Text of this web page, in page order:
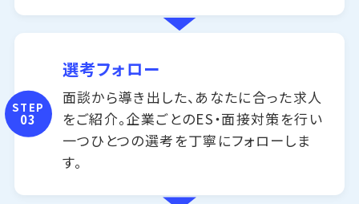
STEP
03
選考フォロー
面談から導き出した、あなたに合った求人
をご紹介。企業ごとのES・面接対策を行い
一つひとつの選考を丁寧にフォローしま
す。